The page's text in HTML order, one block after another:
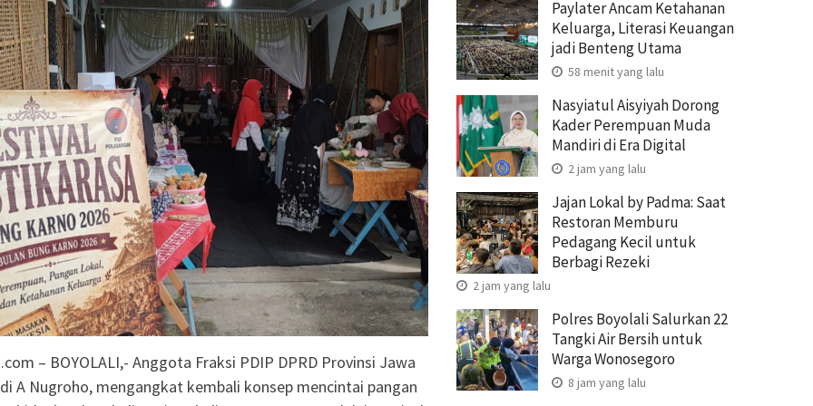
Kecil untuk
22 Tangki Air
Wonosegoro
Selesaikan Kasus
Setengah Karung
Justice
– BOYOLALI,- Anggota Fraksi PDIP DPRD Provinsi Jawa
A Nugroho, mengangkat kembali konsep mencintai pangan
Paylater Ancam Ketahanan
Keluarga, Literasi Keuangan
jadi Benteng Utama
58 menit yang lalu
Nasyiatul Aisyiyah Dorong
Kader Perempuan Muda
Mandiri di Era Digital
2 jam yang lalu
Jajan Lokal by Padma: Saat
Restoran Memburu
Pedagang Kecil untuk
Berbagi Rezeki
2 jam yang lalu
Polres Boyolali Salurkan 22
Tangki Air Bersih untuk
Warga Wonosegoro
8 jam yang lalu